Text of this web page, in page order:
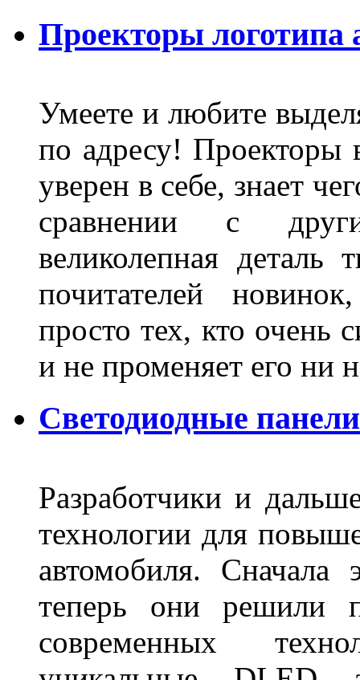
Проекторы логотипа
Умеете и любите
по адресу! Проекторы
уверен в себе, знает
сравнении с
великолепная
почитателей
просто тех, кто очень
и не променяет его ни
Светодиодные
Разработчики и
технологии для
автомобиля.
теперь они решили
современных